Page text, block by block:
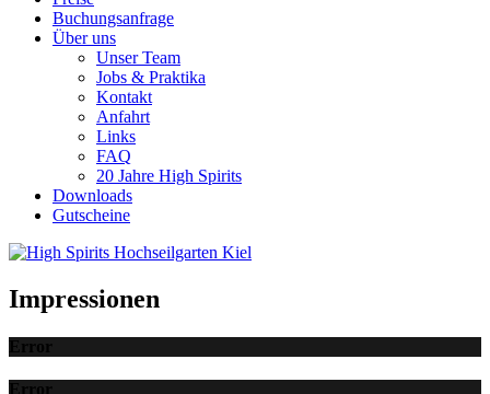
Buchungsanfrage
Über uns
Unser Team
Jobs & Praktika
Kontakt
Anfahrt
Links
FAQ
20 Jahre High Spirits
Downloads
Gutscheine
Impressionen
Error
Error